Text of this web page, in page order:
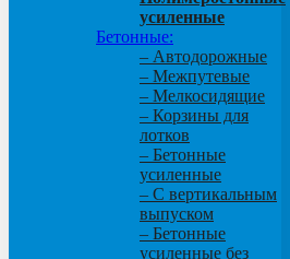
усиленные
Бетонные:
– Автодорожные
– Межпутевые
– Мелкосидящие
– Корзины для
лотков
– Бетонные
усиленные
– С вертикальным
выпуском
– Бетонные
усиленные без